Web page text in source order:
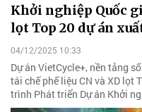
Khởi nghiệp Quốc
lọt Top 20 dự án
04/12/2025 10:33
Dự án VietCycle+, nền tảng
tái chế phế liệu CN và XD lọt
trình Phát triển Dự án Khởi